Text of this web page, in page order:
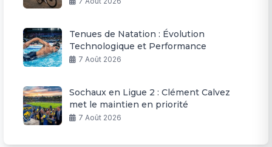
Tenues de Natation : Évolution
Technologique et Performance
7 Août 2026
Sochaux en Ligue 2 : Clément Calvez
met le maintien en priorité
7 Août 2026